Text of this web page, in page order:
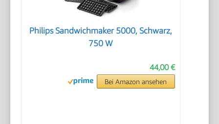
Philips Sandwichmaker 5000, Schwarz,
750 W
44,00 €
Bei Amazon ansehen